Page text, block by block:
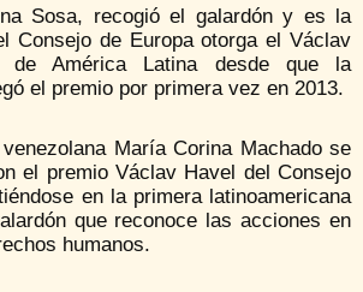
Sosa, recogió el galardón y es la
Consejo de Europa otorga el Václav
de América Latina desde que la
el premio por primera vez en 2013.
María Corina Machado se
el premio Václav Havel del Consejo
en la primera latinoamericana
que reconoce las acciones en
humanos.